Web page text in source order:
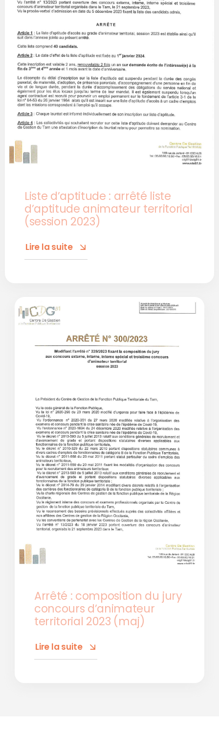
Liste d’aptitude : arrêté liste
d’aptitude animateur territorial
(session 2023)
Lire la suite
Arrêté : composition du jury
concours d’animateur
territorial 2023 (maj)
Lire la suite